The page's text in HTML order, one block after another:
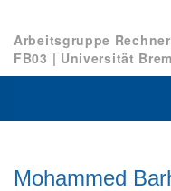
Arbeitsgruppe
FB03 | Universität
Mohammed